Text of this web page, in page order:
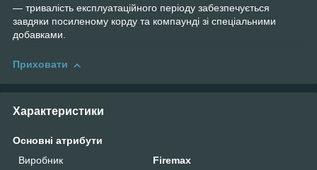
— тривалість експлуатаційного періоду забезпечується
завдяки посиленому корду та компаунді зі спеціальними
добавками.
Приховати
Характеристики
Основні атрибути
Виробник
Firemax